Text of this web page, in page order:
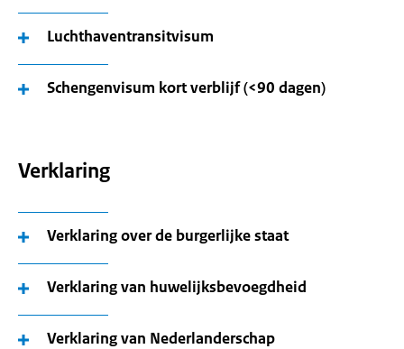
Luchthaventransitvisum
Schengenvisum kort verblijf (<90 dagen)
Verklaring
Verklaring over de burgerlijke staat
Verklaring van huwelijksbevoegdheid
Verklaring van Nederlanderschap